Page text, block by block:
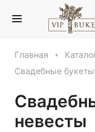
Главная
Свадебные
невесты